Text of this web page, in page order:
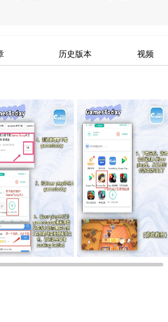
历史版本 视频